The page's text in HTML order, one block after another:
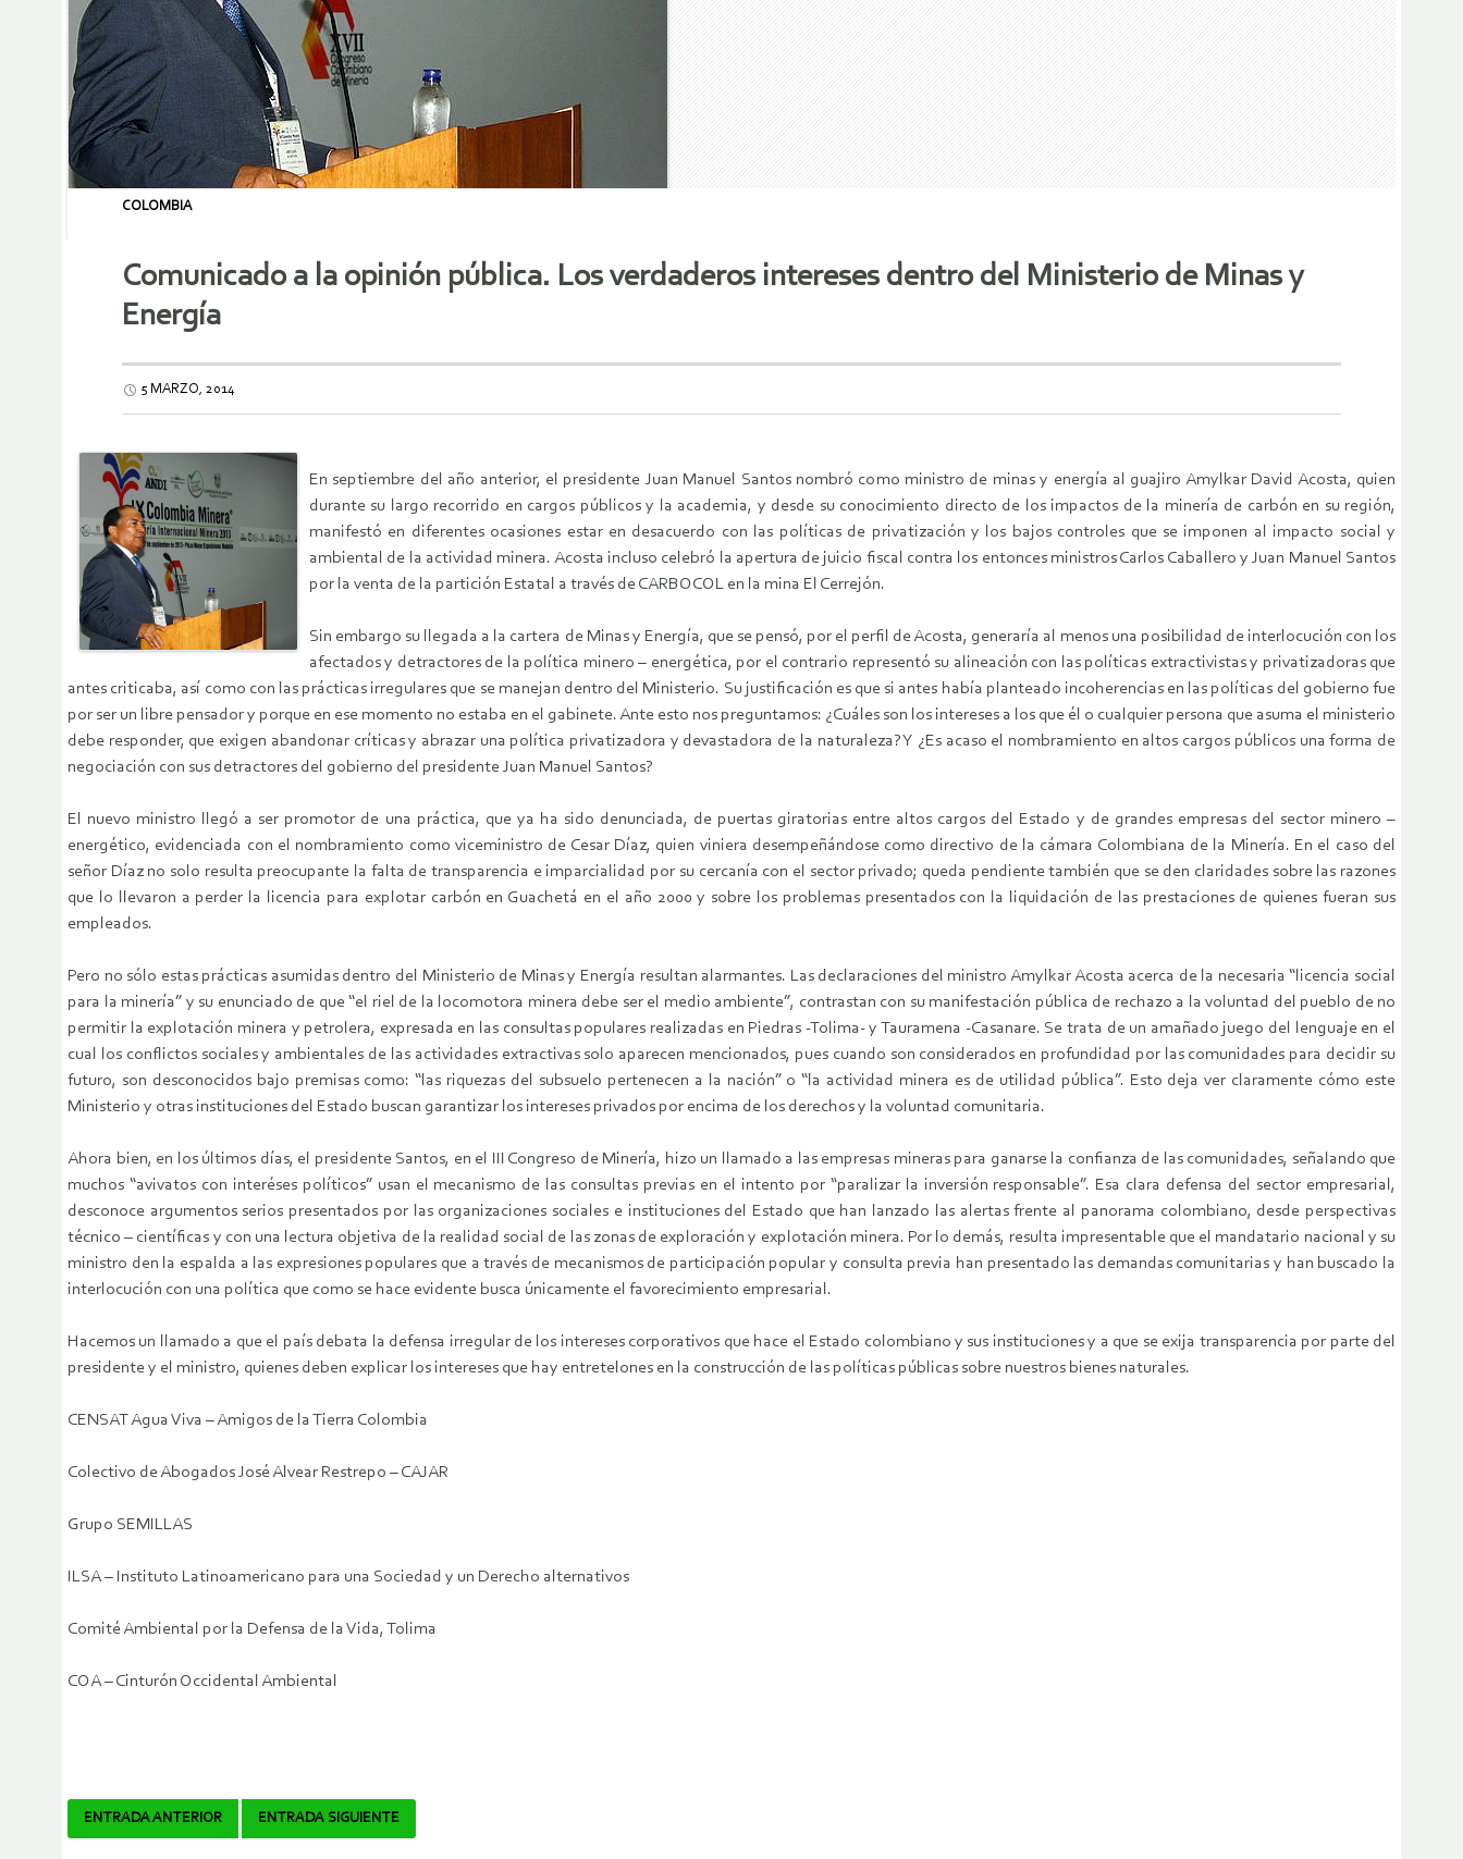
COLOMBIA
Comunicado a la opinión pública. Los verdaderos intereses dentro del Ministerio de Minas y
Energía
5 MARZO, 2014
En septiembre del año anterior, el presidente Juan Manuel Santos nombró como ministro de minas y energía al guajiro Amylkar David Acosta, quien
durante su largo recorrido en cargos públicos y la academia, y desde su conocimiento directo de los impactos de la minería de carbón en su región,
manifestó en diferentes ocasiones estar en desacuerdo con las políticas de privatización y los bajos controles que se imponen al impacto social y
ambiental de la actividad minera. Acosta incluso celebró la apertura de juicio fiscal contra los entonces ministros Carlos Caballero y Juan Manuel Santos
por la venta de la partición Estatal a través de CARBOCOL en la mina El Cerrejón.
Sin embargo su llegada a la cartera de Minas y Energía, que se pensó, por el perfil de Acosta, generaría al menos una posibilidad de interlocución con los
afectados y detractores de la política minero – energética, por el contrario representó su alineación con las políticas extractivistas y privatizadoras que
antes criticaba, así como con las prácticas irregulares que se manejan dentro del Ministerio. Su justificación es que si antes había planteado incoherencias en las políticas del gobierno fue
por ser un libre pensador y porque en ese momento no estaba en el gabinete. Ante esto nos preguntamos: ¿Cuáles son los intereses a los que él o cualquier persona que asuma el ministerio
debe responder, que exigen abandonar críticas y abrazar una política privatizadora y devastadora de la naturaleza? Y ¿Es acaso el nombramiento en altos cargos públicos una forma de
negociación con sus detractores del gobierno del presidente Juan Manuel Santos?
El nuevo ministro llegó a ser promotor de una práctica, que ya ha sido denunciada, de puertas giratorias entre altos cargos del Estado y de grandes empresas del sector minero –
energético, evidenciada con el nombramiento como viceministro de Cesar Díaz, quien viniera desempeñándose como directivo de la cámara Colombiana de la Minería. En el caso del
señor Díaz no solo resulta preocupante la falta de transparencia e imparcialidad por su cercanía con el sector privado; queda pendiente también que se den claridades sobre las razones
que lo llevaron a perder la licencia para explotar carbón en Guachetá en el año 2000 y sobre los problemas presentados con la liquidación de las prestaciones de quienes fueran sus
empleados.
Pero no sólo estas prácticas asumidas dentro del Ministerio de Minas y Energía resultan alarmantes. Las declaraciones del ministro Amylkar Acosta acerca de la necesaria “licencia social
para la minería” y su enunciado de que “el riel de la locomotora minera debe ser el medio ambiente”, contrastan con su manifestación pública de rechazo a la voluntad del pueblo de no
permitir la explotación minera y petrolera, expresada en las consultas populares realizadas en Piedras -Tolima- y Tauramena -Casanare. Se trata de un amañado juego del lenguaje en el
cual los conflictos sociales y ambientales de las actividades extractivas solo aparecen mencionados, pues cuando son considerados en profundidad por las comunidades para decidir su
futuro, son desconocidos bajo premisas como: “las riquezas del subsuelo pertenecen a la nación” o “la actividad minera es de utilidad pública”. Esto deja ver claramente cómo este
Ministerio y otras instituciones del Estado buscan garantizar los intereses privados por encima de los derechos y la voluntad comunitaria.
Ahora bien, en los últimos días, el presidente Santos, en el III Congreso de Minería, hizo un llamado a las empresas mineras para ganarse la confianza de las comunidades, señalando que
muchos “avivatos con interéses políticos” usan el mecanismo de las consultas previas en el intento por “paralizar la inversión responsable”. Esa clara defensa del sector empresarial,
desconoce argumentos serios presentados por las organizaciones sociales e instituciones del Estado que han lanzado las alertas frente al panorama colombiano, desde perspectivas
técnico – científicas y con una lectura objetiva de la realidad social de las zonas de exploración y explotación minera. Por lo demás, resulta impresentable que el mandatario nacional y su
ministro den la espalda a las expresiones populares que a través de mecanismos de participación popular y consulta previa han presentado las demandas comunitarias y han buscado la
interlocución con una política que como se hace evidente busca únicamente el favorecimiento empresarial.
Hacemos un llamado a que el país debata la defensa irregular de los intereses corporativos que hace el Estado colombiano y sus instituciones y a que se exija transparencia por parte del
presidente y el ministro, quienes deben explicar los intereses que hay entretelones en la construcción de las políticas públicas sobre nuestros bienes naturales.
CENSAT Agua Viva – Amigos de la Tierra Colombia
Colectivo de Abogados José Alvear Restrepo – CAJAR
Grupo SEMILLAS
ILSA – Instituto Latinoamericano para una Sociedad y un Derecho alternativos
Comité Ambiental por la Defensa de la Vida, Tolima
COA – Cinturón Occidental Ambiental
Navegador
ENTRADA ANTERIOR ENTRADA SIGUIENTE